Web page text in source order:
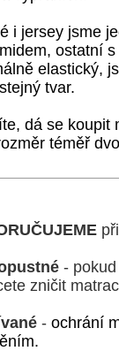
i jersey jsme
ostatní
elastický,
tvar.
dá se koupit
téměř
-
zničit
- ochrání